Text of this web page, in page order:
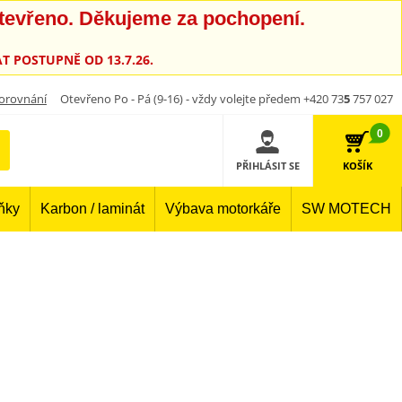
Děkujeme za pochopení.
POSTUPNĚ OD 13.7.26.
Otevřeno Po - Pá (9-16) - vždy volejte předem +420 735757 027
PŘIHLÁSIT SE
0
KOŠÍK
Karbon / laminát Výbava motorkáře SW MOTECH